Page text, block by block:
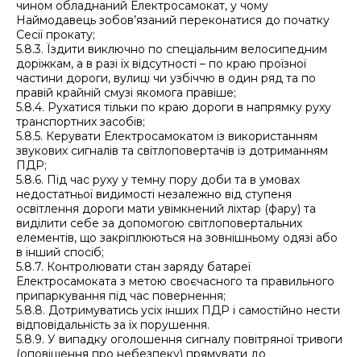
чином обладнаний Електросамокат, у чому
Наймодавець зобов’язаний переконатися до початку
Сесії прокату;
5.8.3. Їздити виключно по спеціальним велосипедним
доріжкам, а в разі їх відсутності – по краю проїзної
частини дороги, вулиці чи узбіччю в один ряд та по
правій крайній смузі якомога правіше;
5.8.4. Рухатися тільки по краю дороги в напрямку руху
транспортних засобів;
5.8.5. Керувати Електросамокатом із використанням
звукових сигналів та світлоповертачів із дотриманням
ПДР;
5.8.6. Під час руху у темну пору доби та в умовах
недостатньої видимості незалежно від ступеня
освітлення дороги мати увімкнений ліхтар (фару) та
виділити себе за допомогою світлоповертальних
елементів, що закріплюються на зовнішньому одязі або
в інший спосіб;
5.8.7. Контролювати стан заряду батареї
Електросамоката з метою своєчасного та правильного
припаркування під час повернення;
5.8.8. Дотримуватись усіх інших ПДР і самостійно нести
відповідальність за їх порушення.
5.8.9. У випадку оголошення сигналу повітряної тривоги
(оповіщення про небезпеку) прямувати до